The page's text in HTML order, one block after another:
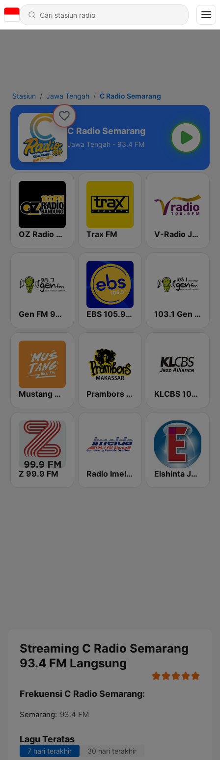
Stasiun Jawa Tengah C Radio Semarang
C Radio Semarang
Jawa Tengah - 93.4 FM
OZ Radio Bandung Trax FM V-Radio Jakarta 106.6 FM
Gen FM 98.7 EBS 105.9 FM 103.1 Gen FM Surabaya
Mustang 88 FM Prambors FM 105.1 Makassar KLCBS 100.4 FM
Z 99.9 FM Radio Imelda FM Elshinta Jakarta
Streaming C Radio Semarang
93.4 FM Langsung
Frekuensi C Radio Semarang:
Semarang: 93.4 FM
Lagu Teratas
7 hari terakhir 30 hari terakhir